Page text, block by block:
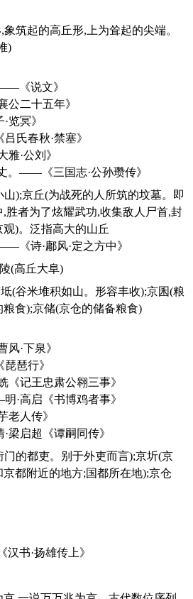
)
《说文》
二十五年》
冥》
氏春秋·禁塞》
·公刘》
。——《三国志·公孙瓒传》
胜者为了炫耀武功,收集敌人尸首,封
)。泛指高大的山丘
《诗·鄘风·定之方中》
陵(高丘大阜)
食);京储(京仓的储备粮食)
·下泉》
琶行》
记王忠肃公翱三事》
·高启《书博鸡者事》
人传》
启超《谭嗣同传》
都附近的地方;国都所在地);京仓
书·扬雄传上》